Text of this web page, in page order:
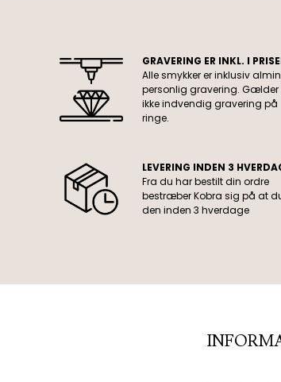
GRAVERING ER INKL. I
Alle smykker er inklusiv
personlig gravering.
ikke indvendig gravering på
ringe.
LEVERING INDEN 3
Fra du har bestilt din ordre
bestræber Kobra sig på at
den inden 3 hverdage